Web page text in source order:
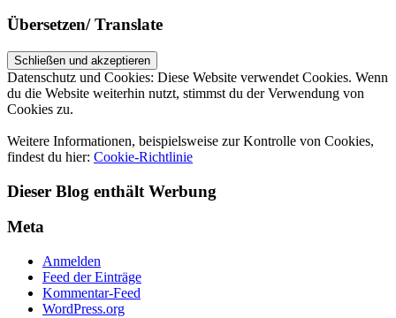
Übersetzen/ Translate
Datenschutz und Cookies: Diese Website verwendet Cookies. Wenn
du die Website weiterhin nutzt, stimmst du der Verwendung von
Cookies zu.
Weitere Informationen, beispielsweise zur Kontrolle von Cookies,
findest du hier: Cookie-Richtlinie
Dieser Blog enthält Werbung
Meta
Anmelden
Feed der Einträge
Kommentar-Feed
WordPress.org